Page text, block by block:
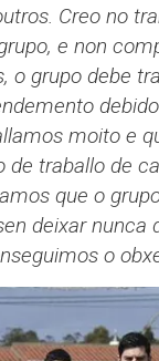
Creo no
e non
o grupo debe
moito e
traballo de
que o
deixar nunca
o